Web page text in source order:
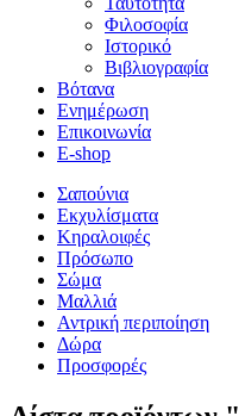
Φιλοσοφία
Ιστορικό
Βιβλιογραφία
Βότανα
Ενημέρωση
Επικοινωνία
E-shop
Σαπούνια
Εκχυλίσματα
Κηραλοιφές
Πρόσωπο
Σώμα
Μαλλιά
Αντρική περιποίηση
Δώρα
Προσφορές